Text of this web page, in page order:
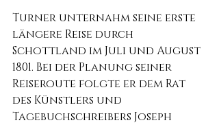
Turner unternahm seine erste
längere Reise durch
Schottland im Juli und August
1801. Bei der Planung seiner
Reiseroute folgte er dem Rat
des Künstlers und
Tagebuchschreibers Joseph